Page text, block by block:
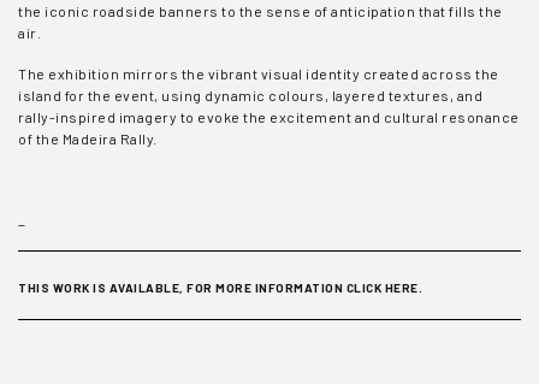
the iconic roadside banners to the sense of anticipation that fills the
air.
The exhibition mirrors the vibrant visual identity created across the
island for the event, using dynamic colours, layered textures, and
rally-inspired imagery to evoke the excitement and cultural resonance
of the Madeira Rally.
THIS WORK IS AVAILABLE, FOR MORE INFORMATION CLICK HERE.